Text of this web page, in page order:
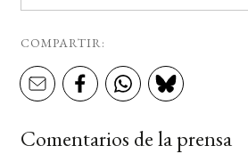
COMPARTIR:
Comentarios de la prensa